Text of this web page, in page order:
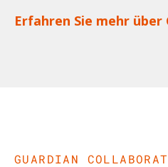
Erfahren Sie mehr über
GUARDIAN